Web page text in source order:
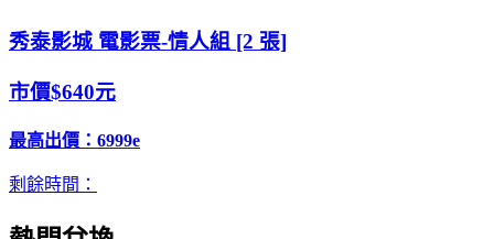
秀泰影城 電影票-情人組 [2 張]
市價$640元
最高出價： 6999e
剩餘時間：